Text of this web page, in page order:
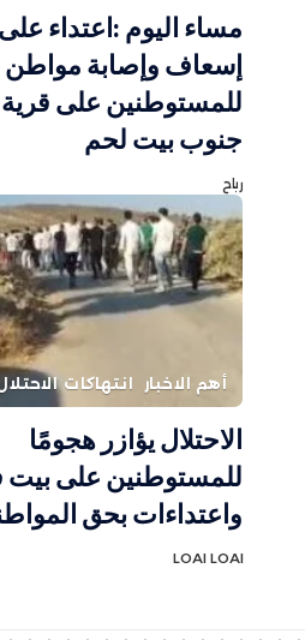
مساء اليوم :اعتداء
إسعاف وإصابة
للمستوطنين على قرية
جنوب بيت لحم
رباح
أهم الاخبار انتهاكات
الاحتلال يؤازر هجومًا
للمستوطنين على بيت
واعتداءات بحق
LOAI LOAI